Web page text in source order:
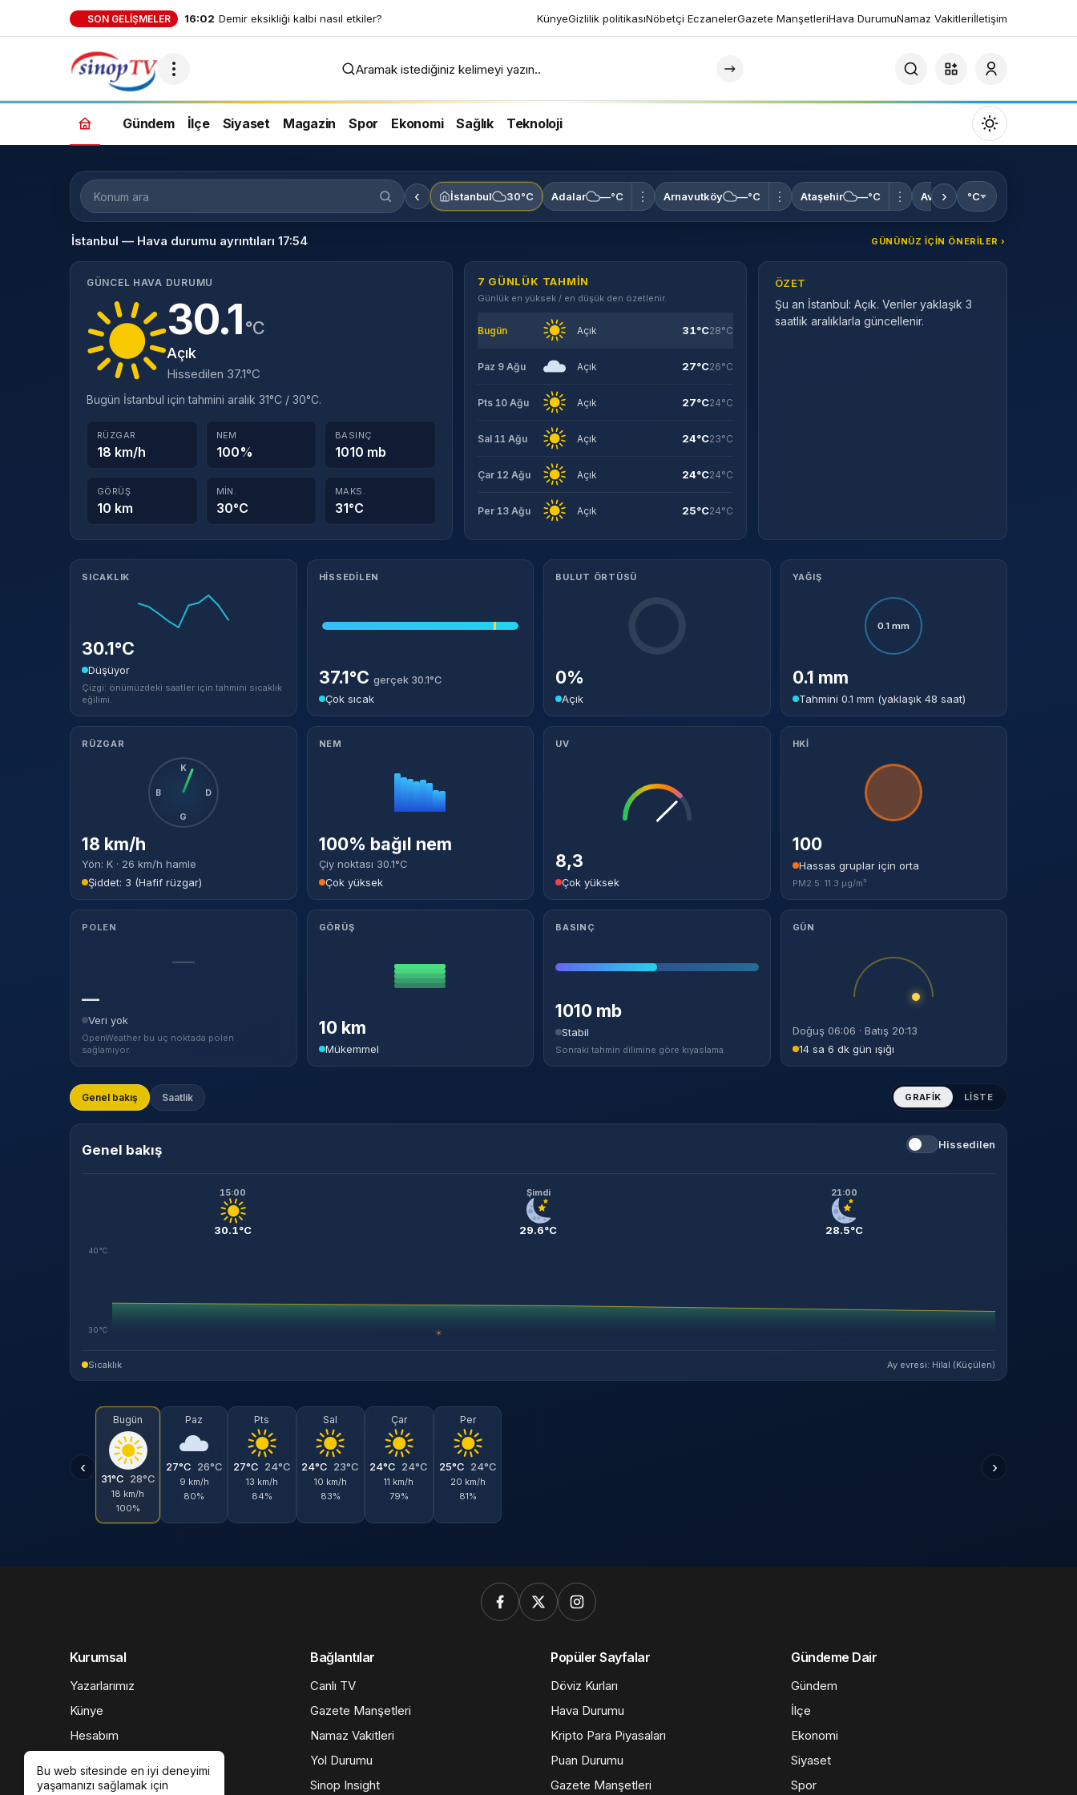
SON GELIŞMELER 16:02 Demir eksikliği kalbi nasıl etkiler? KünyeGizlilik politikasıNöbetçi EczanelerGazete ManşetleriHava DurumuNamaz Vakitleriİletişim
Aramak istediğiniz kelimeyi yazın..
Gündem İlçe Siyaset Magazin Spor Ekonomi Sağlık Teknoloji
Mod
değiştir
Gündüz Modu
Gündüz modunu seçin.
Gece Modu
Gece modunu seçin.
Konum
ara
‹ İstanbul 30°C Adalar —°C ⋮ Arnavutköy —°C ⋮ Ataşehir —°C ⋮ Avcılar —°C
› °C
İstanbul — Hava durumu ayrıntıları 17:54 GÜNÜNÜZ IÇIN ÖNERILER ›
GÜNCEL HAVA DURUMU
30.1°C
Açık
Hissedilen 37.1°C
Bugün İstanbul için tahmini aralık 31°C / 30°C.
RÜZGAR
18 km/h
NEM
100%
BASINÇ
1010 mb
GÖRÜŞ
10 km
MIN.
30°C
MAKS.
31°C
7 GÜNLÜK TAHMIN
Günlük en yüksek / en düşük den özetlenir.
Bugün Açık 31°C28°C
Paz 9 Ağu Açık 27°C26°C
Pts 10 Ağu Açık 27°C24°C
Sal 11 Ağu Açık 24°C23°C
Çar 12 Ağu Açık 24°C24°C
Per 13 Ağu Açık 25°C24°C
ÖZET
Şu an İstanbul: Açık. Veriler yaklaşık 3
saatlik aralıklarla güncellenir.
Meteorolojik ayrıntılar
SICAKLIK
30.1°C
Düşüyor
Çizgi: önümüzdeki saatler için tahmini sıcaklık
eğilimi.
HISSEDILEN
37.1°C gerçek 30.1°C
Çok sıcak
BULUT ÖRTÜSÜ
0%
Açık
YAĞIŞ
0.1 mm
0.1 mm
Tahmini 0.1 mm (yaklaşık 48 saat)
RÜZGAR
K
D
G
B
18 km/h
Yön: K · 26 km/h hamle
Şiddet: 3 (Hafif rüzgar)
NEM
100% bağıl nem
Çiy noktası 30.1°C
Çok yüksek
UV
8,3
Çok yüksek
HKİ
100
Hassas gruplar için orta
PM2.5: 11.3 µg/m³
POLEN
—
—
Veri yok
OpenWeather bu uç noktada polen
sağlamıyor.
GÖRÜŞ
10 km
Mükemmel
BASINÇ
1010 mb
Stabil
Sonraki tahmin dilimine göre kıyaslama.
GÜN
Doğuş 06:06 · Batış 20:13
14 sa 6 dk gün ışığı
Genel bakış Saatlik GRAFIK LISTE
Genel bakış Hissedilen
15:00
30.1°C
Şimdi
29.6°C
21:00
28.5°C
40°C
30°C ☀
Sıcaklık Ay evresi: Hilal (Küçülen)
‹
Bugün
31°C 28°C
18 km/h
100%
Paz
27°C 26°C
9 km/h
80%
Pts
27°C 24°C
13 km/h
84%
Sal
24°C 23°C
10 km/h
83%
Çar
24°C 24°C
11 km/h
79%
Per
25°C 24°C
20 km/h
81%
›
Bu web sitesinde en iyi deneyimi
yaşamanızı sağlamak için
Kurumsal
Yazarlarımız
Künye
Hesabım
Gizlilik politikası
Bağlantılar
Canlı TV
Gazete Manşetleri
Namaz Vakitleri
Yol Durumu
Sinop Insight
Popüler Sayfalar
Döviz Kurları
Hava Durumu
Kripto Para Piyasaları
Puan Durumu
Gazete Manşetleri
Gündeme Dair
Gündem
İlçe
Ekonomi
Siyaset
Spor